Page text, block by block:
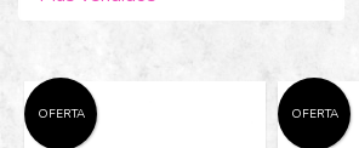
OFERTA OFERTA